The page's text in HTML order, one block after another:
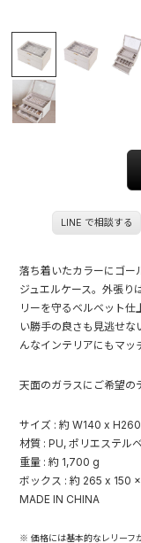
LINE で相談する
落ち着いたカラーにゴー
ジュエルケース。外張り
リーを守るベルベット
い勝手の良さも見逃せ
んなインテリアにもマッ
天面のガラスにご希望の
サイズ : 約 W140 x
材質 : PU, ポリエステル
重量 : 約 1,700 g
ボックス : 約 265 x 150
MADE IN CHINA
※ 価格には基本的なレリーフ